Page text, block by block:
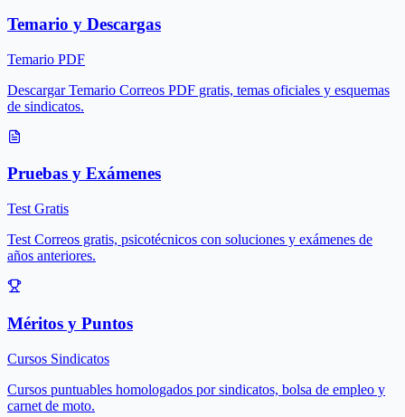
Temario y Descargas
Temario PDF
Descargar Temario Correos PDF gratis, temas oficiales y esquemas
de sindicatos.
Pruebas y Exámenes
Test Gratis
Test Correos gratis, psicotécnicos con soluciones y exámenes de
años anteriores.
Méritos y Puntos
Cursos Sindicatos
Cursos puntuables homologados por sindicatos, bolsa de empleo y
carnet de moto.